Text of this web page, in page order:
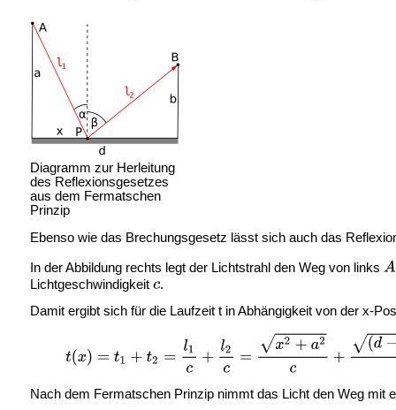
Diagramm zur Herleitung
des Reflexionsgesetzes
aus dem Fermatschen
Prinzip
Ebenso wie das Brechungsgesetz lässt sich auch das
In der Abbildung rechts legt der Lichtstrahl den Weg von links
Lichtgeschwindigkeit
.
Damit ergibt sich für die Laufzeit t in Abhängigkeit von der x-
Nach dem Fermatschen Prinzip nimmt das Licht den Weg mit